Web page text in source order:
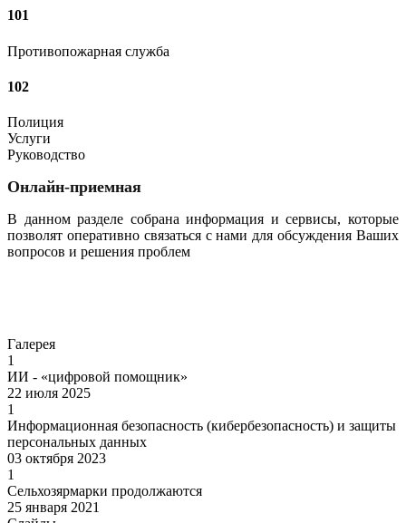
101
Противопожарная служба
102
Полиция
Услуги
Руководство
Онлайн-приемная
В данном разделе собрана информация и сервисы, которые
позволят оперативно связаться с нами для обсуждения Ваших
вопросов и решения проблем
Галерея
1
ИИ - «цифровой помощник»
22 июля 2025
1
Информационная безопасность (кибербезопасность) и защиты
персональных данных
03 октября 2023
1
Сельхозярмарки продолжаются
25 января 2021